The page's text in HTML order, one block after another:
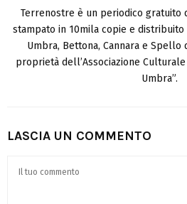
Terrenostre è un periodico gratuito
stampato in 10mila copie e distribuito
Umbra, Bettona, Cannara e Spello
proprietà dell’Associazione
Umbra”.
LASCIA UN COMMENTO